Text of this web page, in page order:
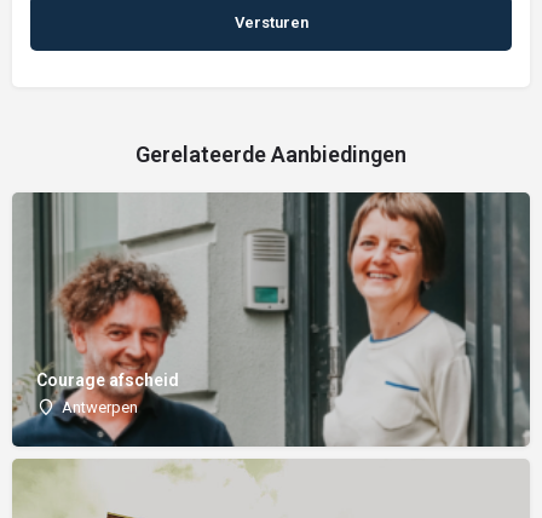
Gerelateerde Aanbiedingen
Courage afscheid
Antwerpen